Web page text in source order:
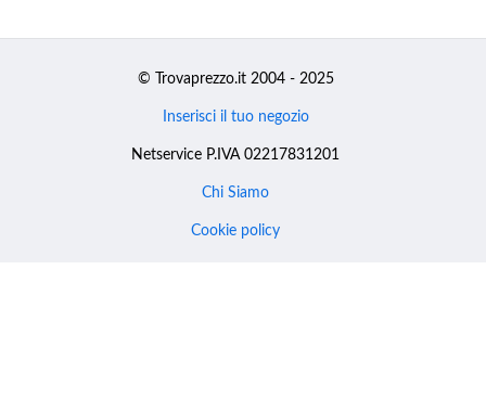
© Trovaprezzo.it 2004 - 2025
Inserisci il tuo negozio
Netservice P.IVA 02217831201
Chi Siamo
Cookie policy